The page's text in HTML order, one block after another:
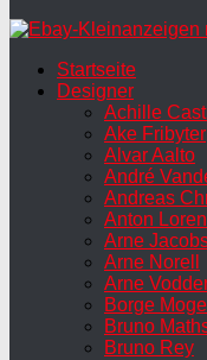
Startseite
Designer
Achille
Ake Fribyter
Alvar Aalto
André
Andreas
Anton
Arne
Arne Norell
Arne
Borge
Bruno
Bruno Rey